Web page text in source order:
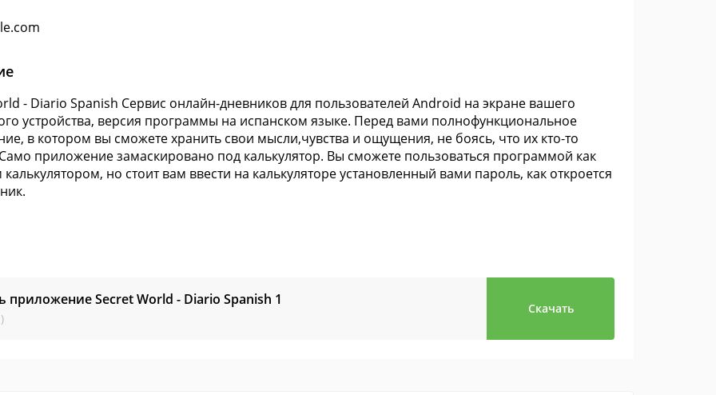
- Diario Spanish Сервис онлайн-дневников для пользователей Android на экране вашего
устройства, версия программы на испанском языке. Перед вами полнофункциональное
в котором вы сможете хранить свои мысли,чувства и ощущения, не боясь, что их кто-то
приложение замаскировано под калькулятор. Вы сможете пользоваться программой как
но стоит вам ввести на калькуляторе установленный вами пароль, как откроется
приложение Secret World - Diario Spanish 1
Скачать